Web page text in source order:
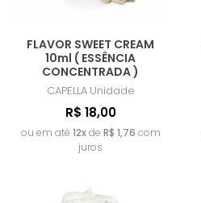
FLAVOR SWEET CREAM
10ml ( ESSÊNCIA
CONCENTRADA )
CAPELLA Unidade
R$ 18,00
ou em até 12xde R$ 1,76 com
juros